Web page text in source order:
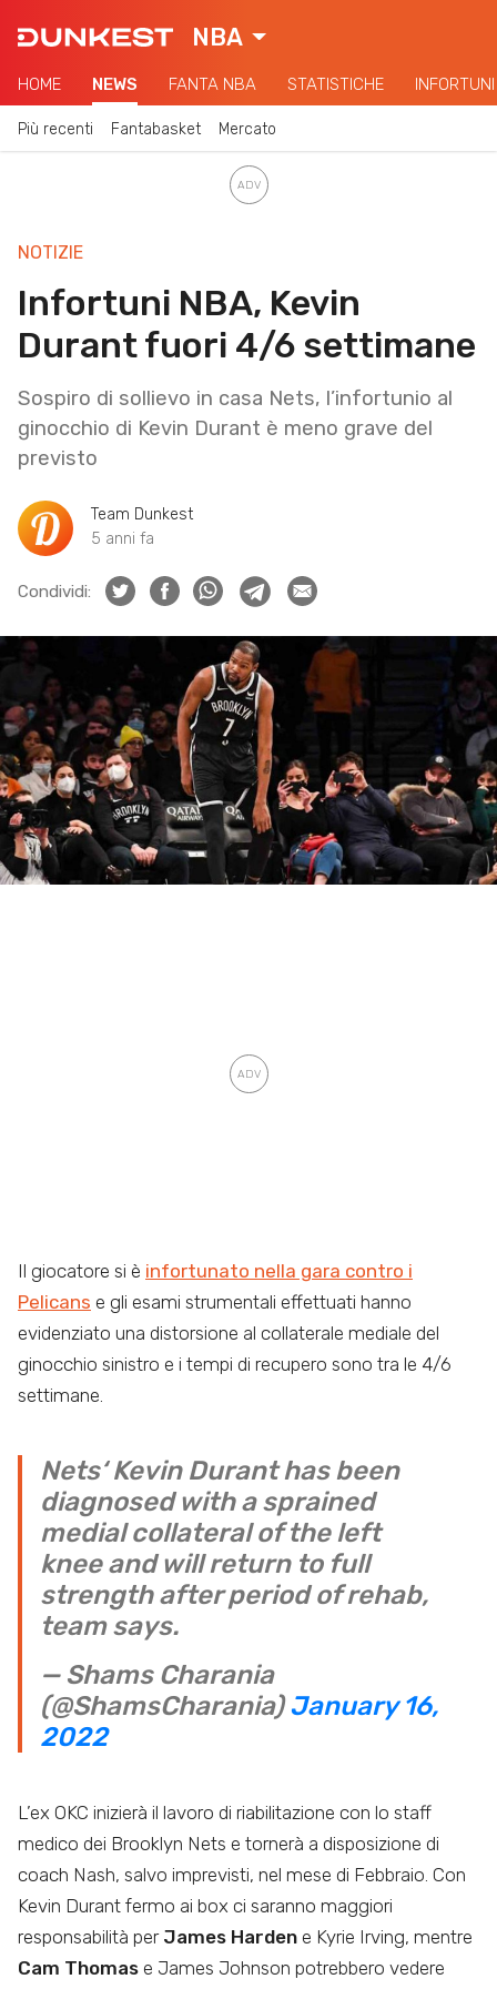
NBA
HOME NEWS FANTA NBA STATISTICHE INFORTUNI
Più recenti Fantabasket Mercato
NOTIZIE
Infortuni NBA, Kevin
Durant fuori 4/6 settimane
Sospiro di sollievo in casa Nets, l’infortunio al
ginocchio di Kevin Durant è meno grave del
previsto
Team Dunkest
5 anni fa
Condividi:
Il giocatore si è infortunato nella gara contro i
Pelicans e gli esami strumentali effettuati hanno
evidenziato una distorsione al collaterale mediale del
ginocchio sinistro e i tempi di recupero sono tra le 4/6
settimane.
Nets‘ Kevin Durant has been
diagnosed with a sprained
medial collateral of the left
knee and will return to full
strength after period of rehab,
team says.
— Shams Charania
(@ShamsCharania)January 16,
2022
L’ex OKC inizierà il lavoro di riabilitazione con lo staff
medico dei Brooklyn Nets e tornerà a disposizione di
coach Nash, salvo imprevisti, nel mese di Febbraio. Con
Kevin Durant fermo ai box ci saranno maggiori
responsabilità perJames Harden e Kyrie Irving, mentre
Cam Thomas e James Johnson potrebbero vedere